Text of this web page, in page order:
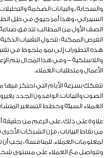
السيبراني ، وهذا أمر حيوي في ظل
الصف الأول من المطالب. تتدفق
الفرص الممكنة ؛ تتحول التقنيات
هذه التطورات إلى نمو ملحوظ في
واللاسلكية – وفي هذا المجال يتم
الأعمال ومتطلبات العملاء.
تتفكك بسرعة الأيام التي احتكر
الصوت والبيانات. الوافدون الجدد
العملاء السيئة وخطط التسعير
علاوة على ذلك ، على الرغم من
من نقاط البيانات ، فإن الشركات
لمعلومات العملاء. للمنافسة ، يجب
وتتواصل مع العملاء على مستوى